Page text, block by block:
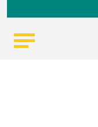
Skip
contentEuropean Patent